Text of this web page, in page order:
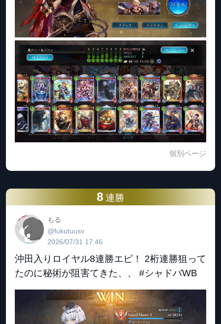
個別ページ
8 連勝
もる
@fukutuusv
2026/07/31 17:46
沖田入りロイヤル8連勝エピ！ 2桁連勝狙って
たのに秘術が阻害てきた、、 #シャドバWB